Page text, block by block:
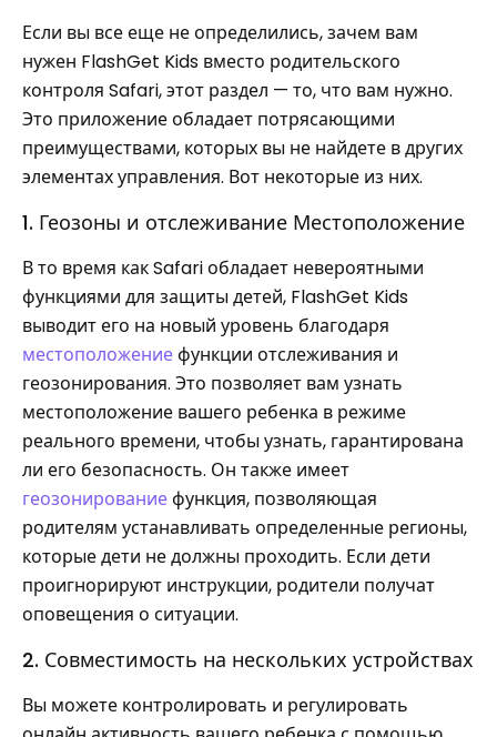
Если вы все еще не определились, зачем вам
нужен FlashGet Kids вместо родительского
контроля Safari, этот раздел — то, что вам нужно.
Это приложение обладает потрясающими
преимуществами, которых вы не найдете в других
элементах управления. Вот некоторые из них.
1. Геозоны и отслеживание Местоположение
В то время как Safari обладает невероятными
функциями для защиты детей, FlashGet Kids
выводит его на новый уровень благодаря
местоположениефункции отслеживания и
геозонирования. Это позволяет вам узнать
местоположение вашего ребенка в режиме
реального времени, чтобы узнать, гарантирована
ли его безопасность. Он также имеет
геозонированиефункция, позволяющая
родителям устанавливать определенные регионы,
которые дети не должны проходить. Если дети
проигнорируют инструкции, родители получат
оповещения о ситуации.
2. Совместимость на нескольких устройствах
Вы можете контролировать и регулировать